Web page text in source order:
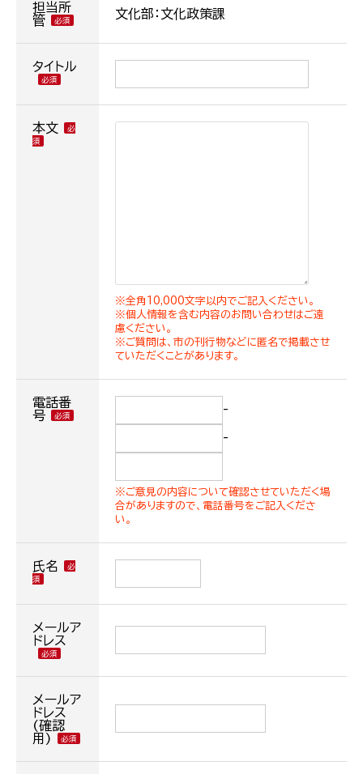
担当所
管
文化部：文化政策課
タイトル
本文
※全角10,000文字以内でご記入ください。
※個人情報を含む内容のお問い合わせはご遠
慮ください。
※ご質問は、市の刊行物などに匿名で掲載させ
ていただくことがあります。
電話番
号
-
-
※ご意見の内容について確認させていただく場
合がありますので、電話番号をご記入くださ
い。
氏名
メールア
ドレス
メールア
ドレス
(確認
用)